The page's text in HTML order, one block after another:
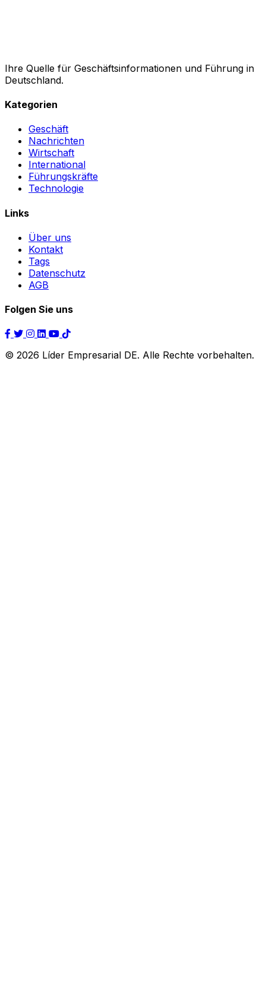
Ihre Quelle für Geschäftsinformationen und Führung in
Deutschland.
Kategorien
Geschäft
Nachrichten
Wirtschaft
International
Führungskräfte
Technologie
Links
Über uns
Kontakt
Tags
Datenschutz
AGB
Folgen Sie uns
© 2026 Líder Empresarial DE. Alle Rechte vorbehalten.